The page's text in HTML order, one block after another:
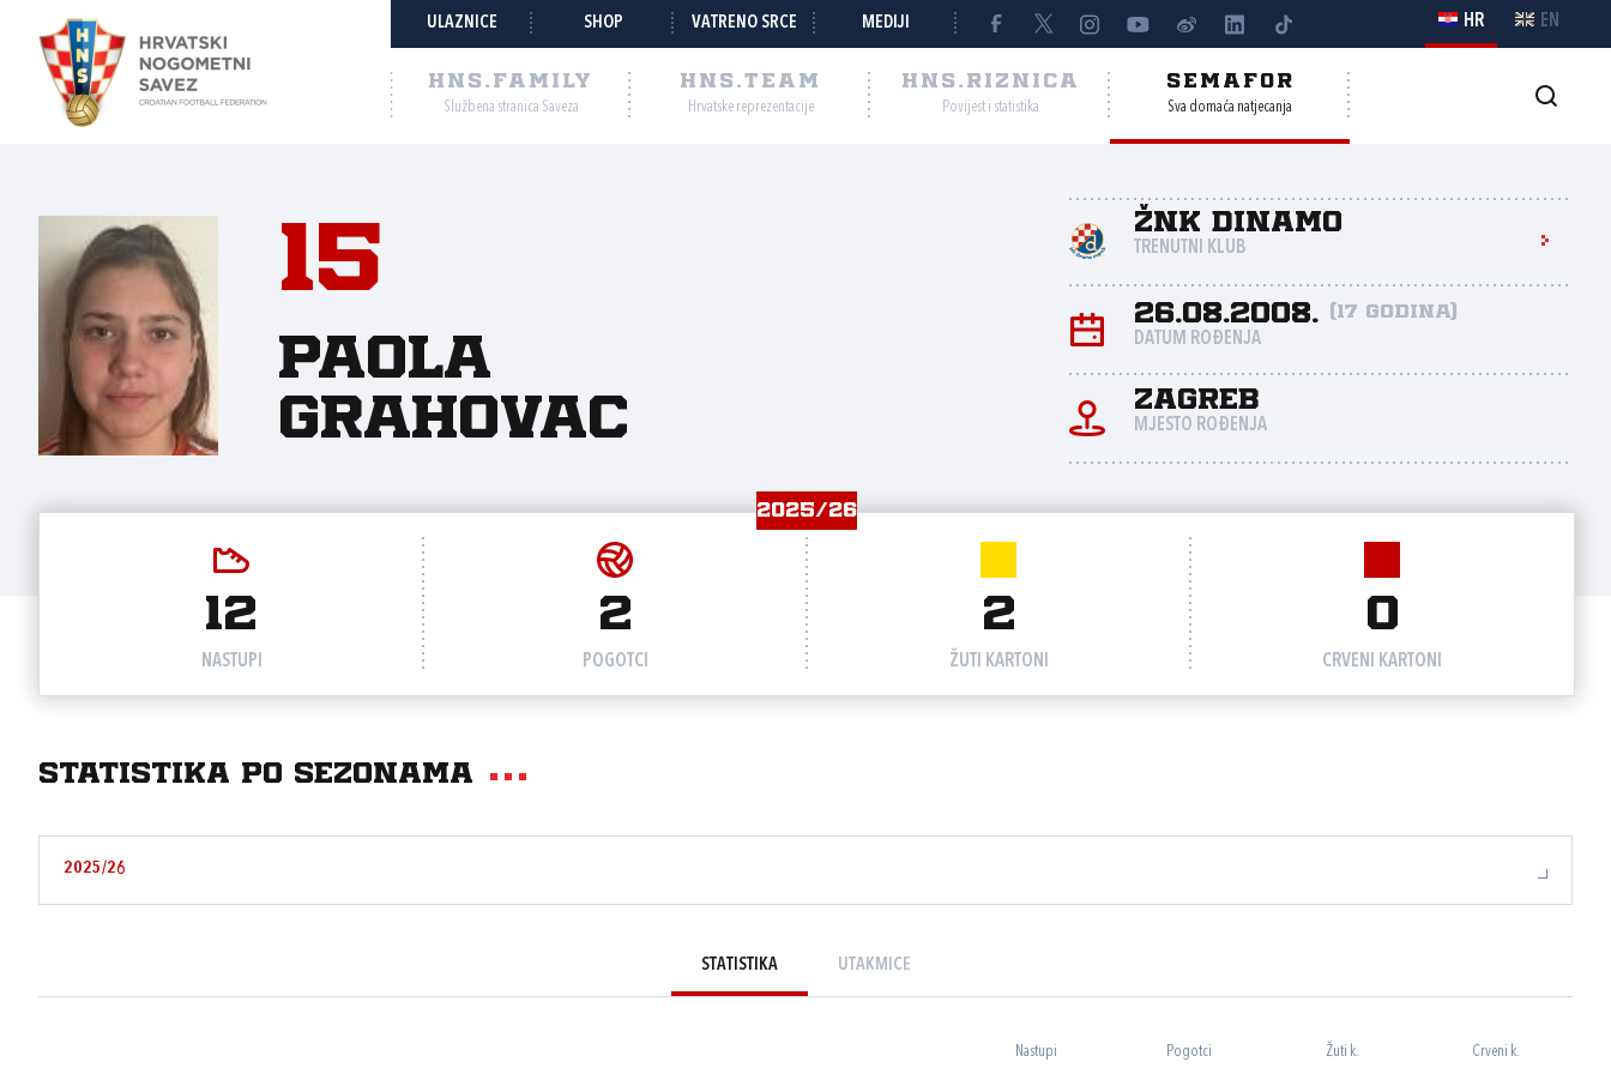
ULAZNICE SHOP VATRENO SRCE MEDIJI HR EN
HNS.FAMILY
Službena stranica Saveza
HNS.TEAM
Hrvatske reprezentacije
HNS.RIZNICA
Povijest i statistika
SEMAFOR
Sva domaća natjecanja
15
Paola
Grahovac
ŽNK Dinamo
TRENUTNI KLUB
26.08.2008. (17 godina)
DATUM ROĐENJA
Zagreb
MJESTO ROĐENJA
2025/26
12
NASTUPI
2
POGOTCI
2
ŽUTI KARTONI
0
CRVENI KARTONI
Statistika po sezonama
2025/26
STATISTIKA UTAKMICE
Nastupi Pogotci Žuti k. Crveni k.